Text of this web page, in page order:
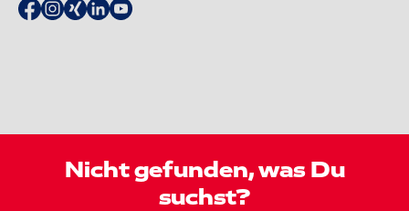
Nicht gefunden, was Du
suchst?